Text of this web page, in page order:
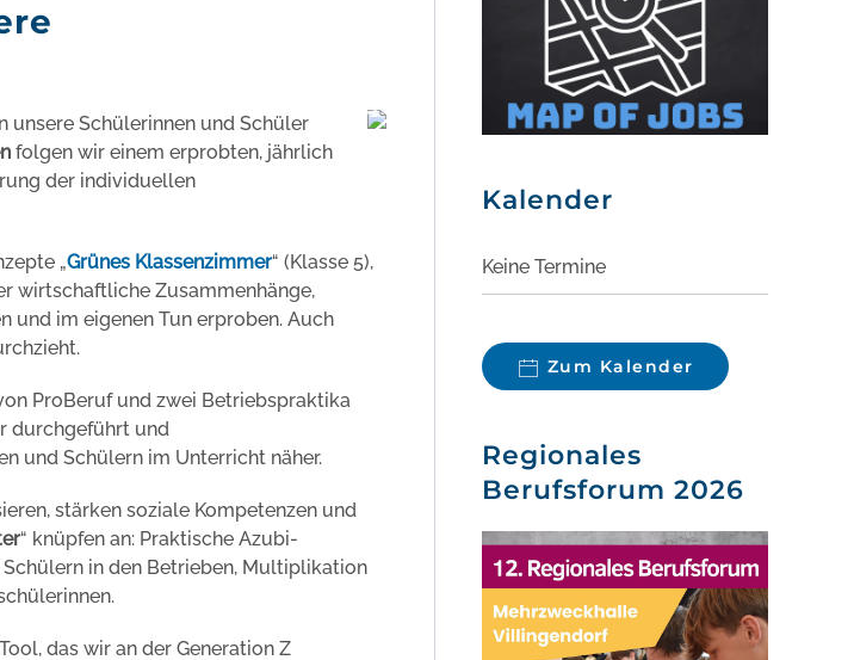
unsere Schülerinnen und Schüler
folgen wir einem erprobten, jährlich
der individuellen
„Grünes Klassenzimmer“ (Klasse 5),
wirtschaftliche Zusammenhänge,
und im eigenen Tun erproben. Auch
ProBeruf und zwei Betriebspraktika
durchgeführt und
und Schülern im Unterricht näher.
stärken soziale Kompetenzen und
“ knüpfen an: Praktische Azubi-
in den Betrieben, Multiplikation
das wir an der Generation Z
Kalender
Keine Termine
Zum Kalender
Regionales
Berufsforum 2026